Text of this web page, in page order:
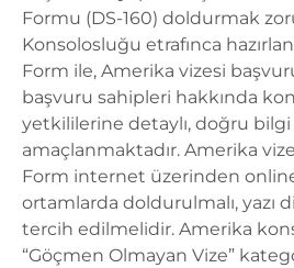
Formu (DS-160) doldurmak
Konsolosluğu etrafınca
Form ile, Amerika vizesi
başvuru sahipleri hakkında
yetkililerine detaylı, doğru bilgi
amaçlanmaktadır. Amerika
Form internet üzerinden
ortamlarda doldurulmalı, yazı
tercih edilmelidir. Amerika
“Göçmen Olmayan Vize”